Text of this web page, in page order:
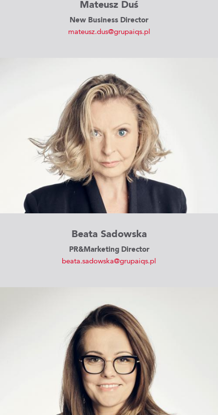
Mateusz Duś
New Business Director
mateusz.dus@grupaiqs.pl
Beata Sadowska
PR&Marketing Director
beata.sadowska@grupaiqs.pl